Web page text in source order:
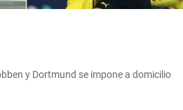
y Dortmund se impone a domicilio